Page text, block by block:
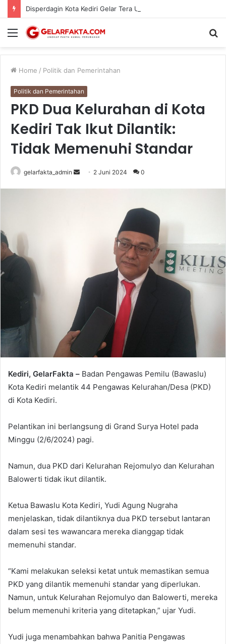
Menu
Home / Politik dan Pemerintahan
Politik dan Pemerintahan
PKD Dua Kelurahan di Kota
Kediri Tak Ikut Dilantik:
Tidak Memenuhi Standar
gelarfakta_admin
Send 2 Juni 2024 0
Kediri, GelarFakta – Badan Pengawas Pemilu (Bawaslu)
Kota Kediri melantik 44 Pengawas Kelurahan/Desa (PKD)
di Kota Kediri.
Pelantikan ini berlangsung di Grand Surya Hotel pada
Minggu (2/6/2024) pagi.
Namun, dua PKD dari Kelurahan Rejomulyo dan Kelurahan
Balowerti tidak ikut dilantik.
Ketua Bawaslu Kota Kediri, Yudi Agung Nugraha
menjelaskan, tidak dilantiknya dua PKD tersebut lantaran
dalam sesi tes wawancara mereka dianggap tidak
memenuhi standar.
“Kami melakukan seleksi ketat untuk memastikan semua
PKD yang dilantik memenuhi standar yang diperlukan.
Namun, untuk Kelurahan Rejomulyo dan Balowerti, mereka
belum memenuhi kriteria yang ditetapkan,” ujar Yudi.
Yudi juga menambahkan bahwa Panitia Pengawas